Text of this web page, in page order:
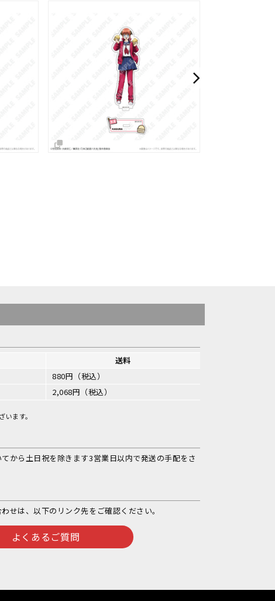
送料
880円（税込）
2,068円（税込）
ます。
から土日祝を除きます3営業日以内で発送の手配をさ
せは、以下のリンク先をご確認ください。
よくあるご質問